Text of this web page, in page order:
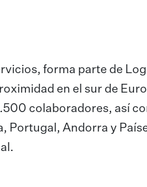
forma parte de
en el sur de
colaboradores, así
Portugal, Andorra y